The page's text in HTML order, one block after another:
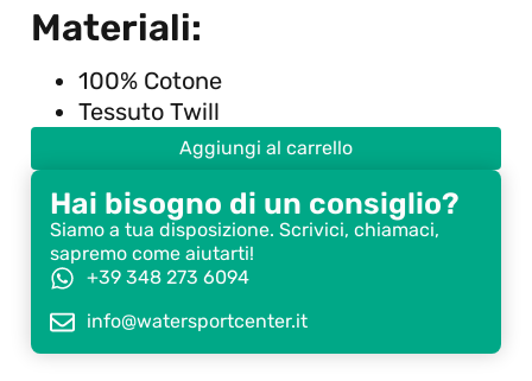
Materiali:
100% Cotone
Tessuto Twill
Aggiungi al carrello
Hai bisogno di un consiglio?
Siamo a tua disposizione. Scrivici, chiamaci,
sapremo come aiutarti!
+39 348 273 6094
info@watersportcenter.it